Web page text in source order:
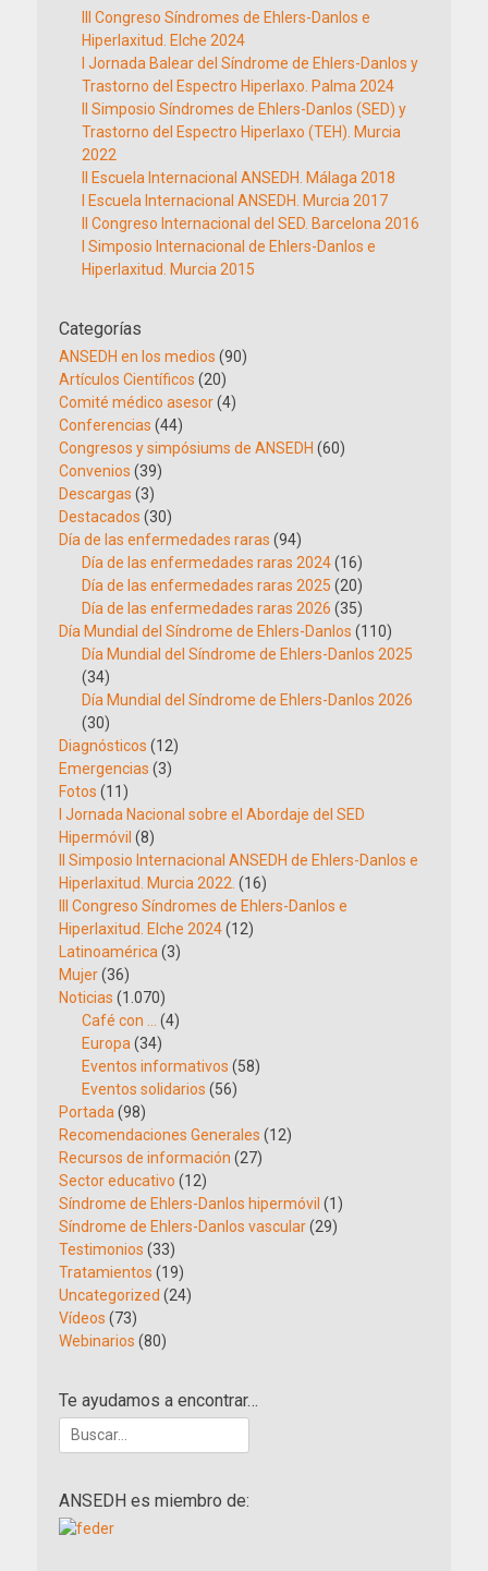
III Congreso Síndromes de Ehlers-Danlos e
Hiperlaxitud. Elche 2024
I Jornada Balear del Síndrome de Ehlers-Danlos y
Trastorno del Espectro Hiperlaxo. Palma 2024
II Simposio Síndromes de Ehlers-Danlos (SED) y
Trastorno del Espectro Hiperlaxo (TEH). Murcia
2022
II Escuela Internacional ANSEDH. Málaga 2018
I Escuela Internacional ANSEDH. Murcia 2017
II Congreso Internacional del SED. Barcelona 2016
I Simposio Internacional de Ehlers-Danlos e
Hiperlaxitud. Murcia 2015
Categorías
ANSEDH en los medios (90)
Artículos Científicos (20)
Comité médico asesor(4)
Conferencias (44)
Congresos y simpósiums de ANSEDH (60)
Convenios (39)
Descargas (3)
Destacados (30)
Día de las enfermedades raras (94)
Día de las enfermedades raras 2024(16)
Día de las enfermedades raras 2025 (20)
Día de las enfermedades raras 2026 (35)
Día Mundial del Síndrome de Ehlers-Danlos (110)
Día Mundial del Síndrome de Ehlers-Danlos 2025
(34)
Día Mundial del Síndrome de Ehlers-Danlos 2026
(30)
Diagnósticos (12)
Emergencias (3)
Fotos (11)
I Jornada Nacional sobre el Abordaje del SED
Hipermóvil (8)
II Simposio Internacional ANSEDH de Ehlers-Danlos e
Hiperlaxitud. Murcia 2022. (16)
III Congreso Síndromes de Ehlers-Danlos e
Hiperlaxitud. Elche 2024(12)
Latinoamérica (3)
Mujer(36)
Noticias (1.070)
Café con …
(4)
Europa (34)
Eventos informativos (58)
Eventos solidarios (56)
Portada (98)
Recomendaciones Generales (12)
Recursos de información (27)
Sector educativo (12)
Síndrome de Ehlers-Danlos hipermóvil (1)
Síndrome de Ehlers-Danlos vascular(29)
Testimonios (33)
Tratamientos (19)
Uncategorized (24)
Vídeos (73)
Webinarios (80)
Te ayudamos a encontrar…
Buscar:
ANSEDH es miembro de: